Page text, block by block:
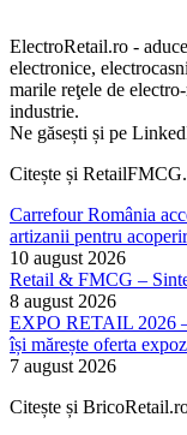
ElectroRetail.ro -
electronice,
marile reţele de
industrie.
Ne găsești și pe
Citește și
Carrefour România
artizanii pentru
10 august 2026
Retail & FMCG –
8 august 2026
EXPO RETAIL 2026
își mărește oferta
7 august 2026
Citește și